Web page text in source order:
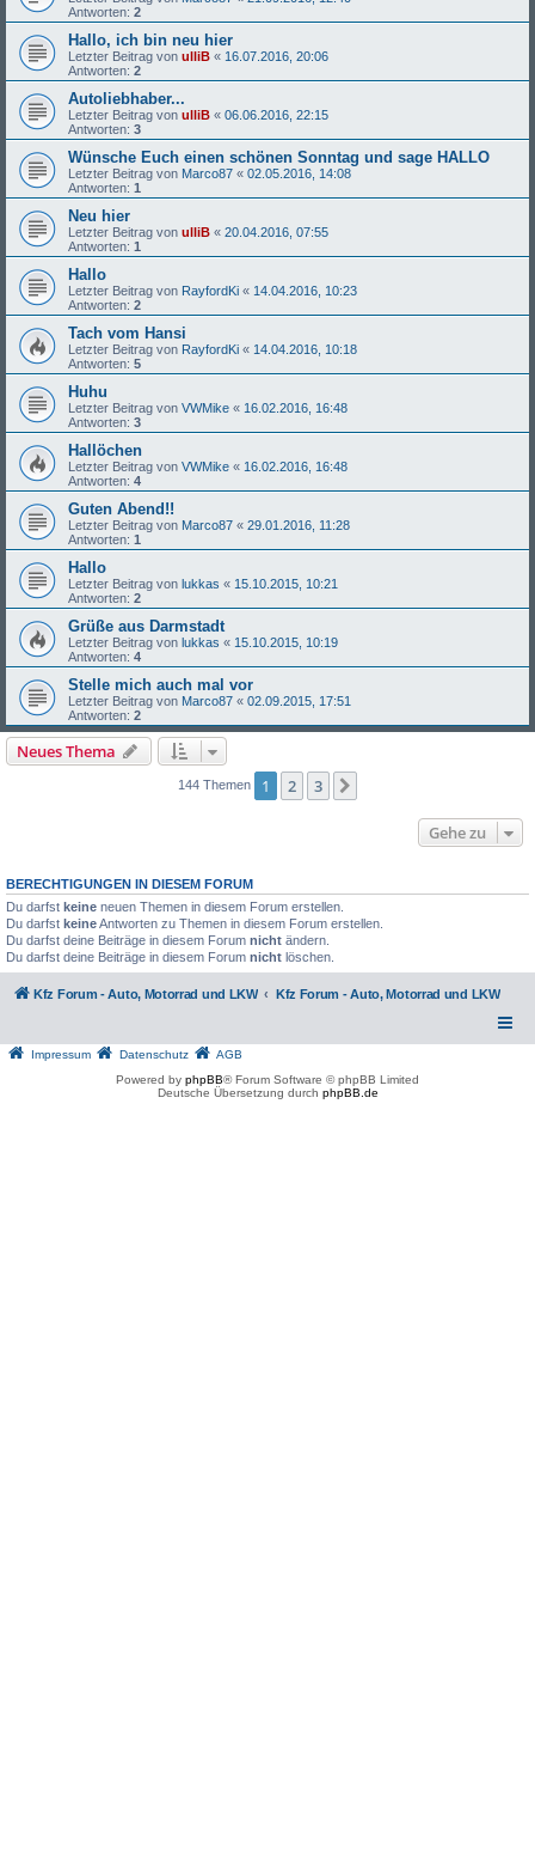
Antworten: 2
Hallo, ich bin neu hier
Letzter Beitrag von ulliB « 16.07.2016, 20:06
Antworten: 2
Autoliebhaber...
Letzter Beitrag von ulliB « 06.06.2016, 22:15
Antworten: 3
Wünsche Euch einen schönen Sonntag und sage HALLO
Letzter Beitrag von Marco87 « 02.05.2016, 14:08
Antworten: 1
Neu hier
Letzter Beitrag von ulliB « 20.04.2016, 07:55
Antworten: 1
Hallo
Letzter Beitrag von RayfordKi « 14.04.2016, 10:23
Antworten: 2
Tach vom Hansi
Letzter Beitrag von RayfordKi « 14.04.2016, 10:18
Antworten: 5
Huhu
Letzter Beitrag von VWMike « 16.02.2016, 16:48
Antworten: 3
Hallöchen
Letzter Beitrag von VWMike « 16.02.2016, 16:48
Antworten: 4
Guten Abend!!
Letzter Beitrag von Marco87 « 29.01.2016, 11:28
Antworten: 1
Hallo
Letzter Beitrag von lukkas « 15.10.2015, 10:21
Antworten: 2
Grüße aus Darmstadt
Letzter Beitrag von lukkas « 15.10.2015, 10:19
Antworten: 4
Stelle mich auch mal vor
Letzter Beitrag von Marco87 « 02.09.2015, 17:51
Antworten: 2
Neues Thema
144 Themen 1 2 3
Gehe zu
BERECHTIGUNGEN IN DIESEM FORUM
Du darfst keine neuen Themen in diesem Forum erstellen.
Du darfst keineAntworten zu Themen in diesem Forum erstellen.
Du darfst deine Beiträge in diesem Forum nicht ändern.
Du darfst deine Beiträge in diesem Forum nicht löschen.
Kfz Forum - Auto, Motorrad und LKW Kfz Forum - Auto, Motorrad und LKW
Impressum Datenschutz
AGB
Powered by phpBB® Forum Software © phpBB Limited
Deutsche Übersetzung durch phpBB.de